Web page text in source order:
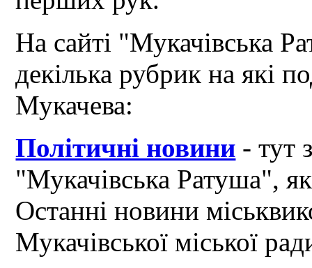
На сайті "Мукачівська
декілька рубрик на які
Мукачева:
Політичні новини - тут
"Мукачівська Ратуша",
Останні новини
Мукачівської міської